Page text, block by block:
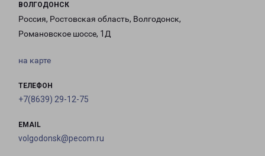
ВОЛГОДОНСК
Россия, Ростовская область, Волгодонск,
Романовское шоссе, 1Д
на карте
ТЕЛЕФОН
+7(8639) 29-12-75
EMAIL
volgodonsk@pecom.ru